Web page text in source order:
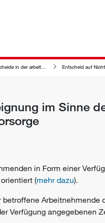
Vorsorge Entscheid auf Nichteignung im Sinne
im Sinne
in Form einer
(mehr dazu).
Arbeitnehmende
Verfügung angegebenen